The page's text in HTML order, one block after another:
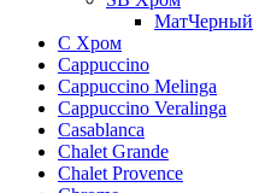
МатЧерный
C Хром
Cappuccino
Cappuccino Melinga
Cappuccino Veralinga
Casablanca
Chalet Grande
Chalet Provence